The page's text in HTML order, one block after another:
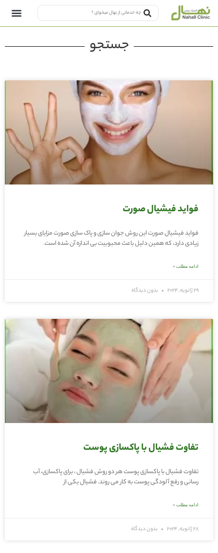
جستجو
فواید فیشیال صورت
فواید فیشیال صورت این روش جوان سازی و پاک سازی صورت مزایای بسیار
زیادی دارد، که همین دلیل باعث محبوبیت بی اندازه آن شده است.
ادامه مطلب »
29 ژانویه, 2024 بدون دیدگاه
تفاوت فشیال با پاکسازی پوست
تفاوت فشیال با پاکسازی پوست هر دو روش فشیال ، برای پاکسازی، آب
رسانی و رفع آلودگی پوست به کار می روند. فشیال یکی از
ادامه مطلب »
28 ژانویه, 2024 بدون دیدگاه